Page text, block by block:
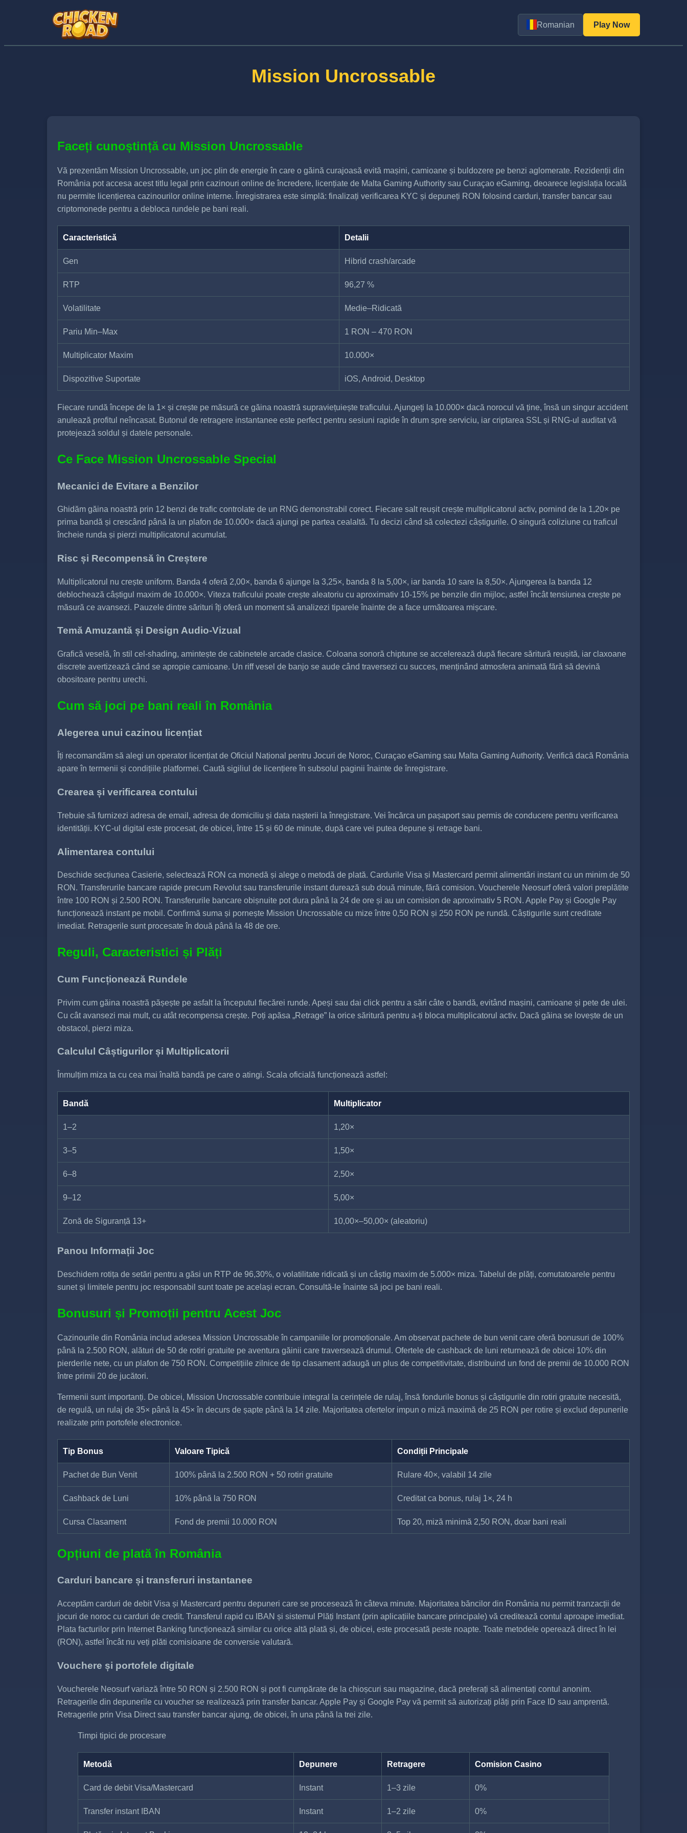
Romanian Play Now
Mission Uncrossable
Faceți cunoștință cu Mission Uncrossable
Vă prezentăm Mission Uncrossable, un joc plin de energie în care o găină curajoasă evită mașini, camioane și buldozere pe benzi aglomerate. Rezidenții din
România pot accesa acest titlu legal prin cazinouri online de încredere, licențiate de Malta Gaming Authority sau Curaçao eGaming, deoarece legislația locală
nu permite licențierea cazinourilor online interne. Înregistrarea este simplă: finalizați verificarea KYC și depuneți RON folosind carduri, transfer bancar sau
criptomonede pentru a debloca rundele pe bani reali.
Caracteristică Detalii
Gen Hibrid crash/arcade
RTP 96,27 %
Volatilitate Medie–Ridicată
Pariu Min–Max 1 RON – 470 RON
Multiplicator Maxim 10.000×
Dispozitive Suportate iOS, Android, Desktop
Fiecare rundă începe de la 1× și crește pe măsură ce găina noastră supraviețuiește traficului. Ajungeți la 10.000× dacă norocul vă ține, însă un singur accident
anulează profitul neîncasat. Butonul de retragere instantanee este perfect pentru sesiuni rapide în drum spre serviciu, iar criptarea SSL și RNG-ul auditat vă
protejează soldul și datele personale.
Ce Face Mission Uncrossable Special
Mecanici de Evitare a Benzilor
Ghidăm găina noastră prin 12 benzi de trafic controlate de un RNG demonstrabil corect. Fiecare salt reușit crește multiplicatorul activ, pornind de la 1,20× pe
prima bandă și crescând până la un plafon de 10.000× dacă ajungi pe partea cealaltă. Tu decizi când să colectezi câștigurile. O singură coliziune cu traficul
încheie runda și pierzi multiplicatorul acumulat.
Risc și Recompensă în Creștere
Multiplicatorul nu crește uniform. Banda 4 oferă 2,00×, banda 6 ajunge la 3,25×, banda 8 la 5,00×, iar banda 10 sare la 8,50×. Ajungerea la banda 12
deblochează câștigul maxim de 10.000×. Viteza traficului poate crește aleatoriu cu aproximativ 10-15% pe benzile din mijloc, astfel încât tensiunea crește pe
măsură ce avansezi. Pauzele dintre sărituri îți oferă un moment să analizezi tiparele înainte de a face următoarea mișcare.
Temă Amuzantă și Design Audio-Vizual
Grafică veselă, în stil cel-shading, amintește de cabinetele arcade clasice. Coloana sonoră chiptune se accelerează după fiecare săritură reușită, iar claxoane
discrete avertizează când se apropie camioane. Un riff vesel de banjo se aude când traversezi cu succes, menținând atmosfera animată fără să devină
obositoare pentru urechi.
Cum să joci pe bani reali în România
Alegerea unui cazinou licențiat
Îți recomandăm să alegi un operator licențiat de Oficiul Național pentru Jocuri de Noroc, Curaçao eGaming sau Malta Gaming Authority. Verifică dacă România
apare în termenii și condițiile platformei. Caută sigiliul de licențiere în subsolul paginii înainte de înregistrare.
Crearea și verificarea contului
Trebuie să furnizezi adresa de email, adresa de domiciliu și data nașterii la înregistrare. Vei încărca un pașaport sau permis de conducere pentru verificarea
identității. KYC-ul digital este procesat, de obicei, între 15 și 60 de minute, după care vei putea depune și retrage bani.
Alimentarea contului
Deschide secțiunea Casierie, selectează RON ca monedă și alege o metodă de plată. Cardurile Visa și Mastercard permit alimentări instant cu un minim de 50
RON. Transferurile bancare rapide precum Revolut sau transferurile instant durează sub două minute, fără comision. Voucherele Neosurf oferă valori preplătite
între 100 RON și 2.500 RON. Transferurile bancare obișnuite pot dura până la 24 de ore și au un comision de aproximativ 5 RON. Apple Pay și Google Pay
funcționează instant pe mobil. Confirmă suma și pornește Mission Uncrossable cu mize între 0,50 RON și 250 RON pe rundă. Câștigurile sunt creditate
imediat. Retragerile sunt procesate în două până la 48 de ore.
Reguli, Caracteristici și Plăți
Cum Funcționează Rundele
Privim cum găina noastră pășește pe asfalt la începutul fiecărei runde. Apeși sau dai click pentru a sări câte o bandă, evitând mașini, camioane și pete de ulei.
Cu cât avansezi mai mult, cu atât recompensa crește. Poți apăsa „Retrage” la orice săritură pentru a-ți bloca multiplicatorul activ. Dacă găina se lovește de un
obstacol, pierzi miza.
Calculul Câștigurilor și Multiplicatorii
Înmulțim miza ta cu cea mai înaltă bandă pe care o atingi. Scala oficială funcționează astfel:
Bandă Multiplicator
1–2 1,20×
3–5 1,50×
6–8 2,50×
9–12 5,00×
Zonă de Siguranță 13+ 10,00×–50,00× (aleatoriu)
Panou Informații Joc
Deschidem rotița de setări pentru a găsi un RTP de 96,30%, o volatilitate ridicată și un câștig maxim de 5.000× miza. Tabelul de plăți, comutatoarele pentru
sunet și limitele pentru joc responsabil sunt toate pe același ecran. Consultă-le înainte să joci pe bani reali.
Bonusuri și Promoții pentru Acest Joc
Cazinourile din România includ adesea Mission Uncrossable în campaniile lor promoționale. Am observat pachete de bun venit care oferă bonusuri de 100%
până la 2.500 RON, alături de 50 de rotiri gratuite pe aventura găinii care traversează drumul. Ofertele de cashback de luni returnează de obicei 10% din
pierderile nete, cu un plafon de 750 RON. Competițiile zilnice de tip clasament adaugă un plus de competitivitate, distribuind un fond de premii de 10.000 RON
între primii 20 de jucători.
Termenii sunt importanți. De obicei, Mission Uncrossable contribuie integral la cerințele de rulaj, însă fondurile bonus și câștigurile din rotiri gratuite necesită,
de regulă, un rulaj de 35× până la 45× în decurs de șapte până la 14 zile. Majoritatea ofertelor impun o miză maximă de 25 RON per rotire și exclud depunerile
realizate prin portofele electronice.
Tip Bonus Valoare Tipică Condiții Principale
Pachet de Bun Venit 100% până la 2.500 RON + 50 rotiri gratuite Rulare 40×, valabil 14 zile
Cashback de Luni 10% până la 750 RON Creditat ca bonus, rulaj 1×, 24 h
Cursa Clasament Fond de premii 10.000 RON Top 20, miză minimă 2,50 RON, doar bani reali
Opțiuni de plată în România
Carduri bancare și transferuri instantanee
Acceptăm carduri de debit Visa și Mastercard pentru depuneri care se procesează în câteva minute. Majoritatea băncilor din România nu permit tranzacții de
jocuri de noroc cu carduri de credit. Transferul rapid cu IBAN și sistemul Plăți Instant (prin aplicațiile bancare principale) vă creditează contul aproape imediat.
Plata facturilor prin Internet Banking funcționează similar cu orice altă plată și, de obicei, este procesată peste noapte. Toate metodele operează direct în lei
(RON), astfel încât nu veți plăti comisioane de conversie valutară.
Vouchere și portofele digitale
Voucherele Neosurf variază între 50 RON și 2.500 RON și pot fi cumpărate de la chioșcuri sau magazine, dacă preferați să alimentați contul anonim.
Retragerile din depunerile cu voucher se realizează prin transfer bancar. Apple Pay și Google Pay vă permit să autorizați plăți prin Face ID sau amprentă.
Retragerile prin Visa Direct sau transfer bancar ajung, de obicei, în una până la trei zile.
Timpi tipici de procesare
Metodă Depunere Retragere Comision Casino
Card de debit Visa/Mastercard Instant 1–3 zile 0%
Transfer instant IBAN Instant 1–2 zile 0%